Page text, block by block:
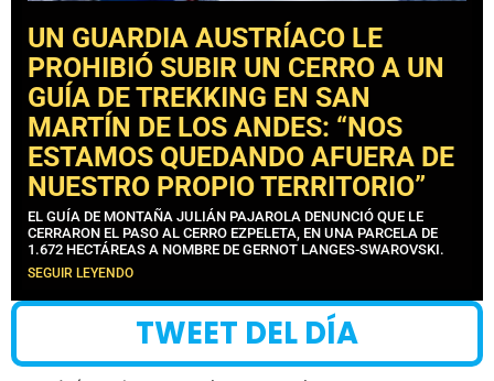
UN GUARDIA AUSTRÍACO LE
PROHIBIÓ SUBIR UN CERRO A UN
GUÍA DE TREKKING EN SAN
MARTÍN DE LOS ANDES: “NOS
ESTAMOS QUEDANDO AFUERA DE
NUESTRO PROPIO TERRITORIO”
EL GUÍA DE MONTAÑA JULIÁN PAJAROLA DENUNCIÓ QUE LE
CERRARON EL PASO AL CERRO EZPELETA, EN UNA PARCELA DE
1.672 HECTÁREAS A NOMBRE DE GERNOT LANGES-SWAROVSKI.
SEGUIR LEYENDO
TWEET DEL DÍA